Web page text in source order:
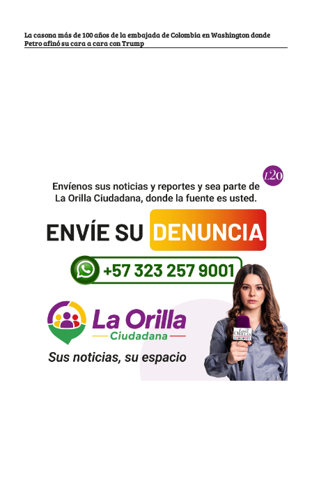
La casona más de 100 años de la embajada de Colombia en Washington donde
Petro afinó su cara a cara con Trump